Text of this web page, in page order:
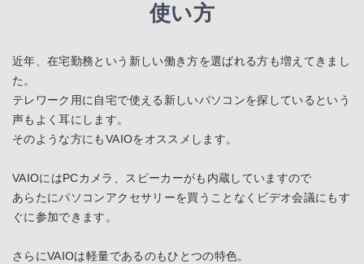
使い方
近年、在宅勤務という新しい働き方を選ばれる方も増えてきまし
た。
テレワーク用に自宅で使える新しいパソコンを探しているという
声もよく耳にします。
そのような方にもVAIOをオススメします。
VAIOにはPCカメラ、スピーカーがも内蔵していますので
あらたにパソコンアクセサリーを買うことなくビデオ会議にもす
ぐに参加できます。
さらにVAIOは軽量であるのもひとつの特色。